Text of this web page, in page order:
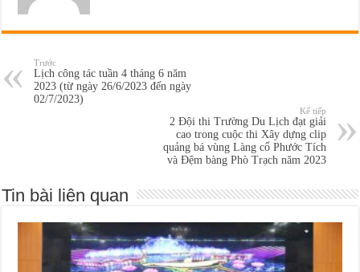
Trước
Lịch công tác tuần 4 tháng 6 năm
2023 (từ ngày 26/6/2023 đến ngày
02/7/2023)
Kế tiếp
2 Đội thi Trường Du Lịch đạt giải
cao trong cuộc thi Xây dựng clip
quảng bá vùng Làng cổ Phước Tích
và Đệm bàng Phò Trạch năm 2023
Tin bài liên quan